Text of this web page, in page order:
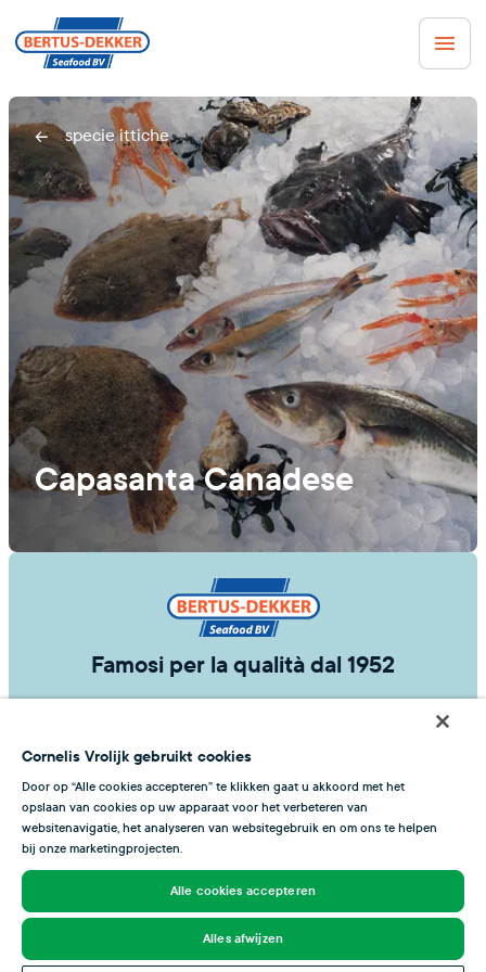
Capasanta Canadese
specie ittiche
Famosi per la qualità dal 1952
Via a
Chi siamo
Italiano
Cornelis Vrolijk gebruikt cookies
Door op “Alle cookies accepteren” te klikken gaat u akkoord met het
opslaan van cookies op uw apparaat voor het verbeteren van
websitenavigatie, het analyseren van websitegebruik en om ons te helpen
bij onze marketingprojecten.
Alle cookies accepteren
Alles afwijzen